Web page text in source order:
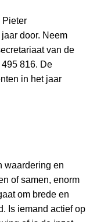
Pieter
door. Neem
van de
816. De
in het jaar
waardering en
of samen, enorm
om brede en
Is iemand actief op